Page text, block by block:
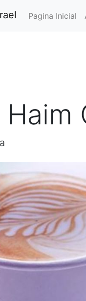
Pagina Inicial